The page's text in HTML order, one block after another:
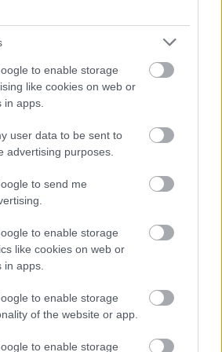
to enable storage
like cookies on web or
apps.
user data to be sent to
advertising purposes.
to send me
to enable storage
like cookies on web or
apps.
to enable storage
of the website or app.
to enable storage
is nyomoznak Szijjártó
miatt 3 év letöltendőt
mivel kiugrott a Fidesz-frakcióból
is, hogy cserébe az általa...